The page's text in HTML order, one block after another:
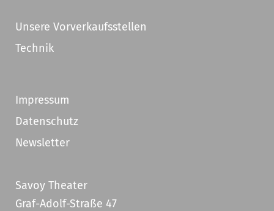
Unsere Vorverkaufsstellen
Technik
Impressum
Datenschutz
Newsletter
Savoy Theater
Graf-Adolf-Straße 47